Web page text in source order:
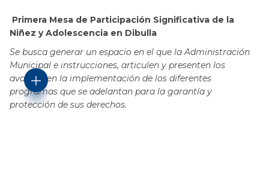
Primera Mesa de Participación Significativa de la
Niñez y Adolescencia en Dibulla
Se busca generar un espacio en el que la Administración
Municipal e instrucciones, articulen y presenten los
avances en la implementación de los diferentes
programas que se adelantan para la garantía y
protección de sus derechos.